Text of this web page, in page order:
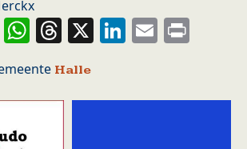
Messenger
WhatsApp
Threads
X LinkedIn
Email
Halle